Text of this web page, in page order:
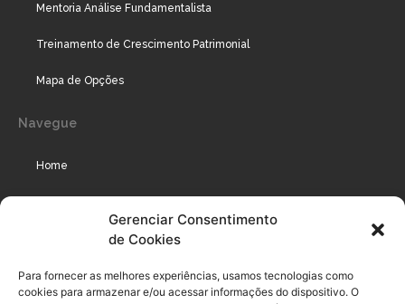
Gerenciar Consentimento
de Cookies
Para fornecer as melhores experiências, usamos tecnologias como
cookies para armazenar e/ou acessar informações do dispositivo. O
Mentoria Análise Fundamentalista
Treinamento de Crescimento Patrimonial
Mapa de Opções
Navegue
Home
Podcast